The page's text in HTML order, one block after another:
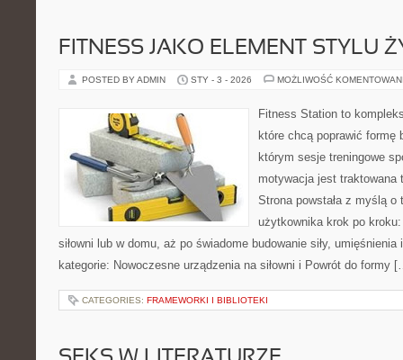
FITNESS JAKO ELEMENT STYLU
POSTED BY ADMIN STY - 3 - 2026 MOŻLIWOŚĆ
Fitness Station to
które chcą poprawić formę
którym sesje treningowe
motywacja jest traktowana
Strona powstała z myślą o
użytkownika krok po
siłowni lub w domu, aż po świadome budowanie siły,
kategorie: Nowoczesne urządzenia na siłowni i Powrót do formy
CATEGORIES: FRAMEWORKI I BIBLIOTEKI